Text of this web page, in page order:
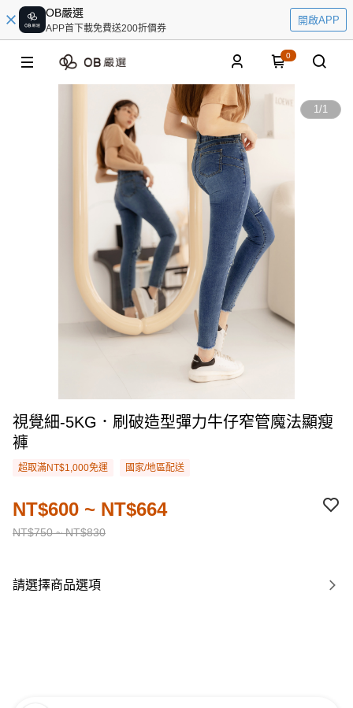
OB嚴選
APP首下載免費送200折價券
開啟APP
0
1/1
視覺細-5KG．刷破造型彈力牛仔窄管魔法顯瘦
褲
超取滿NT$1,000免運 國家/地區配送
NT$750 ~ NT$830
NT$600 ~ NT$664
請選擇商品選項